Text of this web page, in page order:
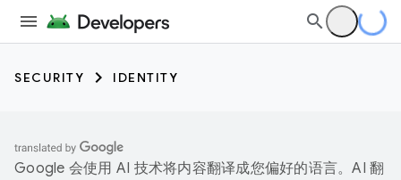
SECURITY IDENTITY
Google 会使用 AI 技术将内容翻译成您偏好的语言。AI 翻